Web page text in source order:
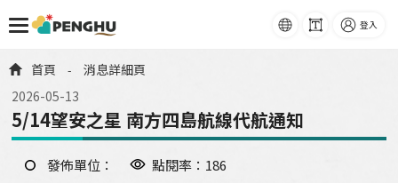
語系 字級 登入
首頁 -
消息詳細頁
2026-05-13
5/14望安之星 南方四島航線代航通知
發佈單位： 點閱率：186